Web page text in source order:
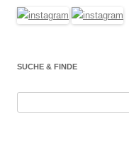
SUCHE & FINDE